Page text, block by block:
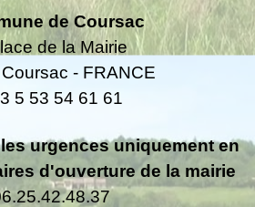
de Coursac
de la Mairie
- FRANCE
5 53 54 61 61
urgences uniquement en
d'ouverture de la mairie